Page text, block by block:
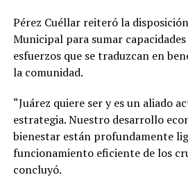
Pérez Cuéllar reiteró la
Municipal para sumar
esfuerzos que se traduzcan en
la comunidad.
“Juárez quiere ser y es un aliado
estrategia. Nuestro desarrollo
bienestar están profundamente
funcionamiento eficiente de los
concluyó.